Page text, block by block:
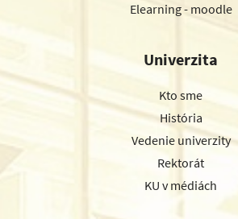
Elearning - moodle
Univerzita
Kto sme
História
Vedenie univerzity
Rektorát
KU v médiách